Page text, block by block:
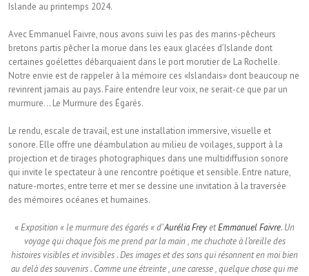
Islande au printemps 2024.
Avec Emmanuel Faivre, nous avons suivi les pas des marins-pêcheurs
bretons partis pêcher la morue dans les eaux glacées d’Islande dont
certaines goélettes débarquaient dans le port morutier de La Rochelle.
Notre envie est de rappeler à la mémoire ces «Islandais» dont beaucoup ne
revinrent jamais au pays. Faire entendre leur voix, ne serait-ce que par un
murmure… Le Murmure des Égarés.
Le rendu, escale de travail, est une installation immersive, visuelle et
sonore. Elle offre une déambulation au milieu de voilages, support à la
projection et de tirages photographiques dans une multidiffusion sonore
qui invite le spectateur à une rencontre poétique et sensible. Entre nature,
nature-mortes, entre terre et mer se dessine une invitation à la traversée
des mémoires océanes et humaines.
«Exposition « le murmure des égarés « d’Aurélia FreyetEmmanuel Faivre. Un
voyage qui chaque fois me prend par la main , me chuchote à l’oreille des
histoires visibles et invisibles . Des images et des sons qui résonnent en moi bien
au delà des souvenirs . Comme une étreinte , une caresse , quelque chose qui me